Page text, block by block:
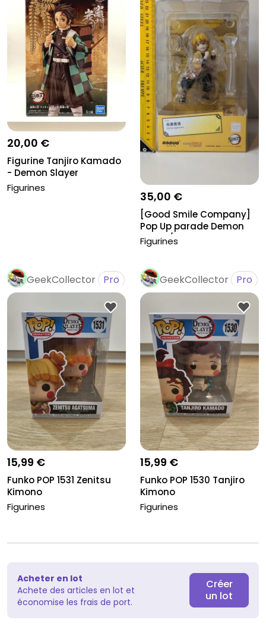
20,00 €
Figurine Tanjiro Kamado
- Demon Slayer
Figurines
35,00 €
[Good Smile Company]
Pop Up parade Demon
Slayer/Ze...
Figurines
GeekCollector Pro
15,99 €
Funko POP 1531 Zenitsu
Kimono
Figurines
GeekCollector Pro
15,99 €
Funko POP 1530 Tanjiro
Kimono
Figurines
Acheter en lot
Achete des articles en lot et
économise les frais de port.
Créer
un lot